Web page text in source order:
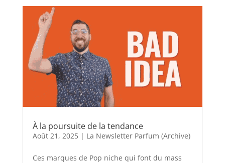
À la poursuite de la tendance
Août 21, 2025| La Newsletter Parfum (Archive)
Ces marques de Pop niche qui font du mass